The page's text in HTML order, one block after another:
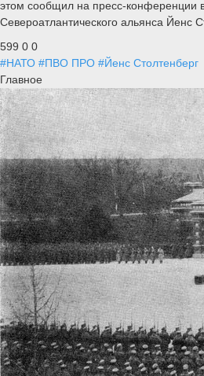
этом сообщил на пресс-конференции
Североатлантического альянса Йенс
599 0 0
#НАТО #ПВО ПРО #Йенс Столтенберг
Главное